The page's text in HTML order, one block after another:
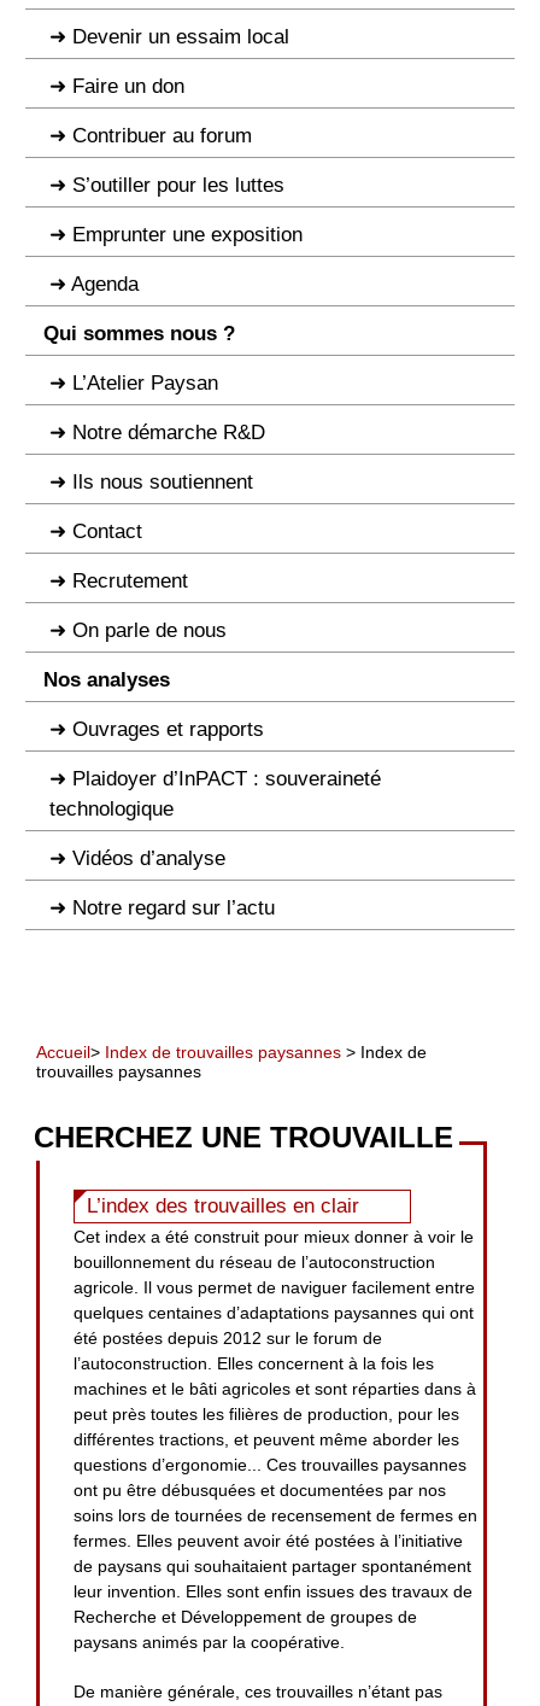
Devenir un essaim local
Faire un don
Contribuer au forum
S’outiller pour les luttes
Emprunter une exposition
Agenda
Qui sommes nous ?
L’Atelier Paysan
Notre démarche R&D
Ils nous soutiennent
Contact
Recrutement
On parle de nous
Nos analyses
Ouvrages et rapports
Plaidoyer d’InPACT : souveraineté
technologique
Vidéos d’analyse
Notre regard sur l’actu
Accueil> Index de trouvailles paysannes > Index de
trouvailles paysannes
CHERCHEZ UNE TROUVAILLE
L’index des trouvailles en clair
Cet index a été construit pour mieux donner à voir le
bouillonnement du réseau de l’autoconstruction
agricole. Il vous permet de naviguer facilement entre
quelques centaines d’adaptations paysannes qui ont
été postées depuis 2012 sur le forum de
l’autoconstruction. Elles concernent à la fois les
machines et le bâti agricoles et sont réparties dans à
peut près toutes les filières de production, pour les
différentes tractions, et peuvent même aborder les
questions d’ergonomie... Ces trouvailles paysannes
ont pu être débusquées et documentées par nos
soins lors de tournées de recensement de fermes en
fermes. Elles peuvent avoir été postées à l’initiative
de paysans qui souhaitaient partager spontanément
leur invention. Elles sont enfin issues des travaux de
Recherche et Développement de groupes de
paysans animés par la coopérative.
De manière générale, ces trouvailles n’étant pas